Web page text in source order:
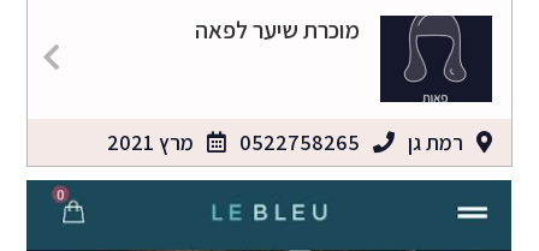
מוכרת שיער לפאה
רמת גן 0522758265 מרץ 2021